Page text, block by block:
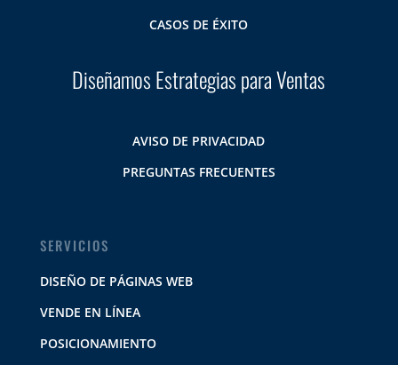
CASOS DE ÉXITO
Diseñamos Estrategias para Ventas
AVISO DE PRIVACIDAD
PREGUNTAS FRECUENTES
SERVICIOS
DISEÑO DE PÁGINAS WEB
VENDE EN LÍNEA
POSICIONAMIENTO